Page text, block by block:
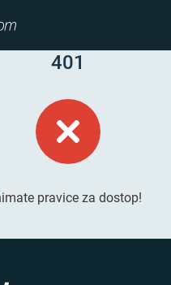
401
pravice za dostop!